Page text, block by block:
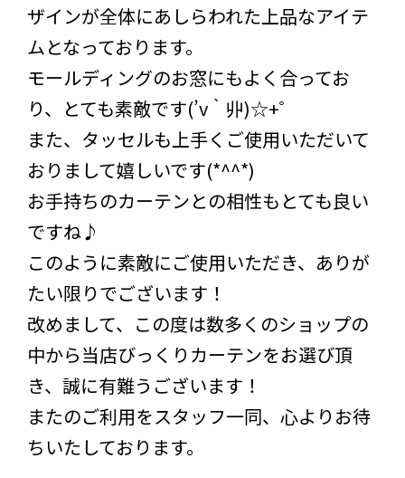
ザインが全体にあしらわれた上品なアイテ
ムとなっております。
モールディングのお窓にもよく合ってお
り、とても素敵です(’v｀丱)☆+゜
また、タッセルも上手くご使用いただいて
おりまして嬉しいです(*^^*)
お手持ちのカーテンとの相性もとても良い
ですね♪
このように素敵にご使用いただき、ありが
たい限りでございます！
改めまして、この度は数多くのショップの
中から当店びっくりカーテンをお選び頂
き、誠に有難うございます！
またのご利用をスタッフ一同、心よりお待
ちいたしております。